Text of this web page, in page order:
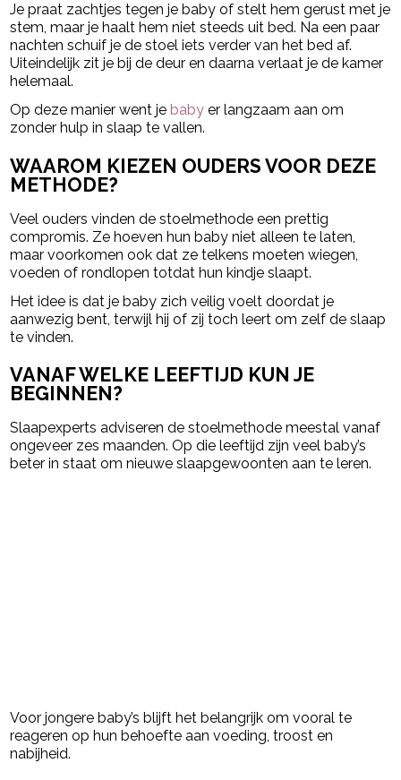
Je praat zachtjes tegen je baby of stelt hem gerust met je
stem, maar je haalt hem niet steeds uit bed. Na een paar
nachten schuif je de stoel iets verder van het bed af.
Uiteindelijk zit je bij de deur en daarna verlaat je de kamer
helemaal.
Op deze manier went je baby er langzaam aan om
zonder hulp in slaap te vallen.
WAAROM KIEZEN OUDERS VOOR DEZE
METHODE?
Veel ouders vinden de stoelmethode een prettig
compromis. Ze hoeven hun baby niet alleen te laten,
maar voorkomen ook dat ze telkens moeten wiegen,
voeden of rondlopen totdat hun kindje slaapt.
Het idee is dat je baby zich veilig voelt doordat je
aanwezig bent, terwijl hij of zij toch leert om zelf de slaap
te vinden.
VANAF WELKE LEEFTIJD KUN JE
BEGINNEN?
Slaapexperts adviseren de stoelmethode meestal vanaf
ongeveer zes maanden. Op die leeftijd zijn veel baby’s
beter in staat om nieuwe slaapgewoonten aan te leren.
Voor jongere baby’s blijft het belangrijk om vooral te
reageren op hun behoefte aan voeding, troost en
nabijheid.